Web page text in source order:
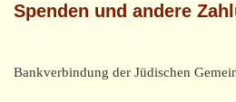
Spenden und andere
Bankverbindung der Jüdischen